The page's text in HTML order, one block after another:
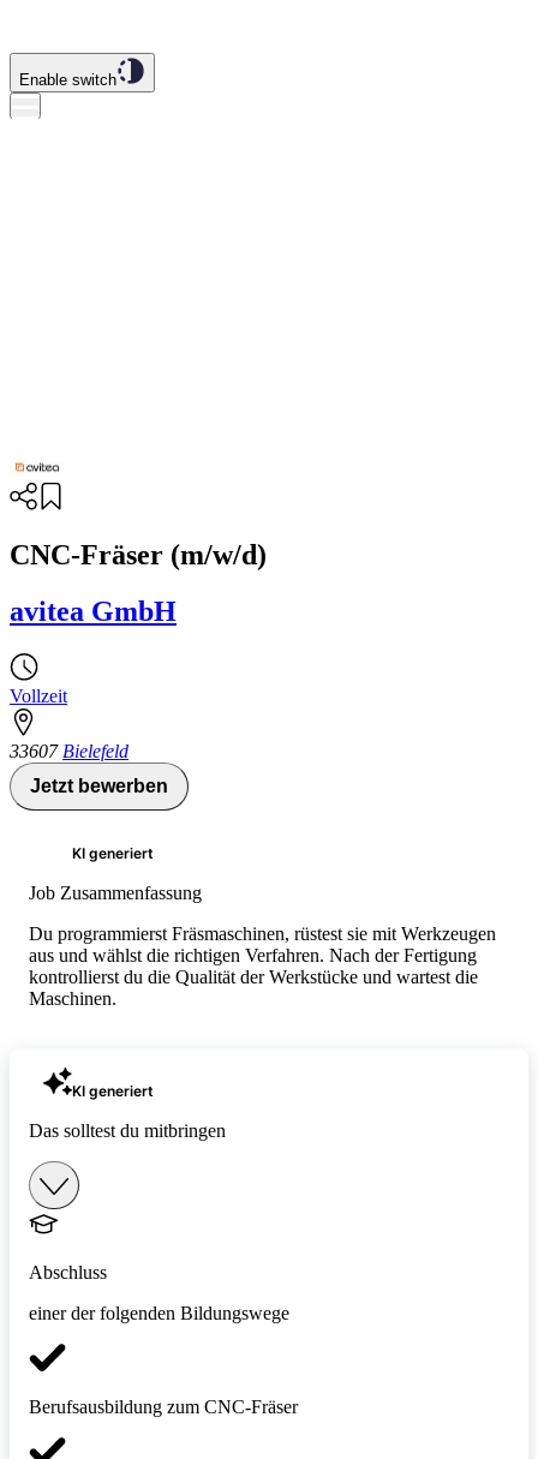
Enable switch
CNC-Fräser (m/w/d)
avitea GmbH
Vollzeit
33607 Bielefeld
Jetzt bewerben
KI generiert
Job Zusammenfassung
Du programmierst Fräsmaschinen, rüstest sie mit Werkzeugen
aus und wählst die richtigen Verfahren. Nach der Fertigung
kontrollierst du die Qualität der Werkstücke und wartest die
Maschinen.
KI generiert
Das solltest du mitbringen
Abschluss
einer der folgenden Bildungswege
Berufsausbildung zum CNC-Fräser